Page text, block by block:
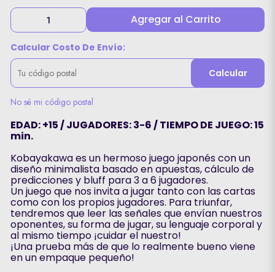
Agregar al Carrito
Calcular Costo De Envío:
Calcular
No sé mi código postal
EDAD: +15 / JUGADORES: 3-6 / TIEMPO DE JUEGO: 15
min.
Kobayakawa es un hermoso juego japonés con un
diseño minimalista basado en apuestas, cálculo de
predicciones y bluff para 3 a 6 jugadores.
Un juego que nos invita a jugar tanto con las cartas
como con los propios jugadores. Para triunfar,
tendremos que leer las señales que envían nuestros
oponentes, su forma de jugar, su lenguaje corporal y
al mismo tiempo ¡cuidar el nuestro!
¡Una prueba más de que lo realmente bueno viene
en un empaque pequeño!